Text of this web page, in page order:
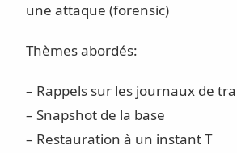
une attaque (forensic)
Thèmes abordés:
– Rappels sur les journaux de
– Snapshot de la base
– Restauration à un instant T